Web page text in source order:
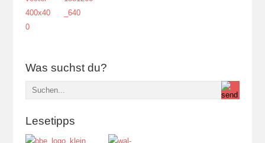
Was suchst du?
Lesetipps